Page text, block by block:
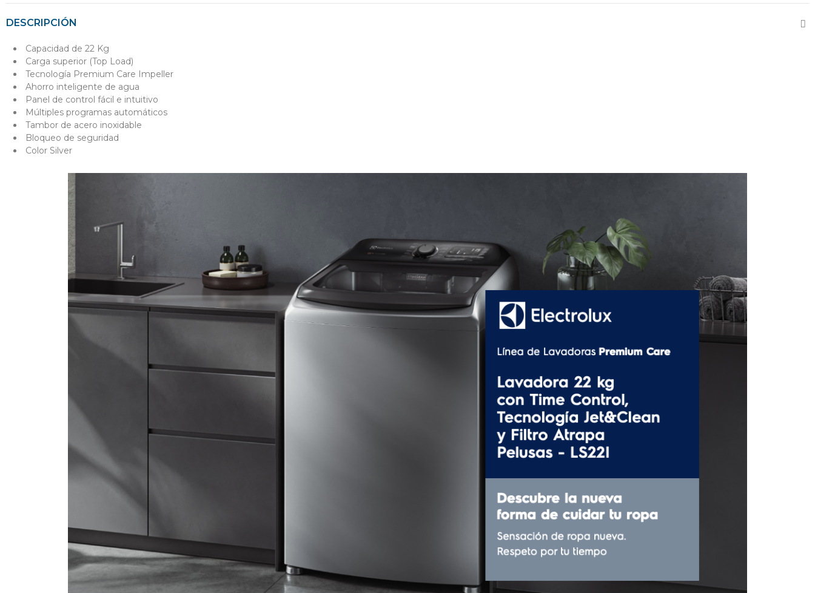
DESCRIPCIÓN
Capacidad de 22 Kg
Carga superior (Top Load)
Tecnología Premium Care Impeller
Ahorro inteligente de agua
Panel de control fácil e intuitivo
Múltiples programas automáticos
Tambor de acero inoxidable
Bloqueo de seguridad
Color Silver